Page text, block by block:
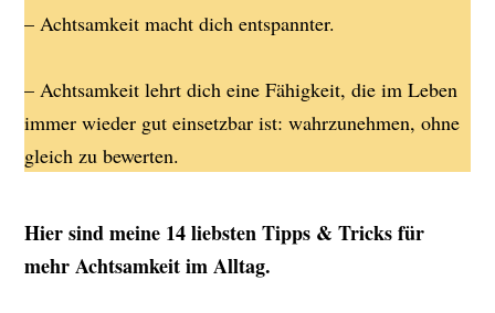
– Achtsamkeit macht dich entspannter.
– Achtsamkeit lehrt dich eine Fähigkeit, die im Leben
immer wieder gut einsetzbar ist: wahrzunehmen, ohne
gleich zu bewerten.
Hier sind meine 14 liebsten Tipps & Tricks für
mehr Achtsamkeit im Alltag.